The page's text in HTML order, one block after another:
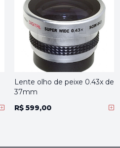
Lente olho de peixe 0.43x de
37mm
R$ 599,00